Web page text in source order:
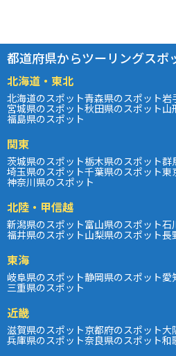
都道府県からツーリングスポ
北海道・東北
北海道のスポット青森県のスポット岩
宮城県のスポット秋田県のスポット山
福島県のスポット
関東
茨城県のスポット栃木県のスポット群
埼玉県のスポット千葉県のスポット東
神奈川県のスポット
北陸・甲信越
新潟県のスポット富山県のスポット石
福井県のスポット山梨県のスポット長
東海
岐阜県のスポット静岡県のスポット愛
三重県のスポット
近畿
滋賀県のスポット京都府のスポット大
兵庫県のスポット奈良県のスポット和